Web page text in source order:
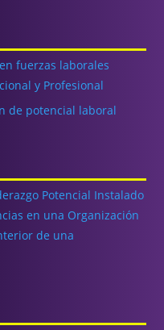
fuerzas laborales
y Profesional
de potencial laboral
Potencial Instalado
en una Organización
de una